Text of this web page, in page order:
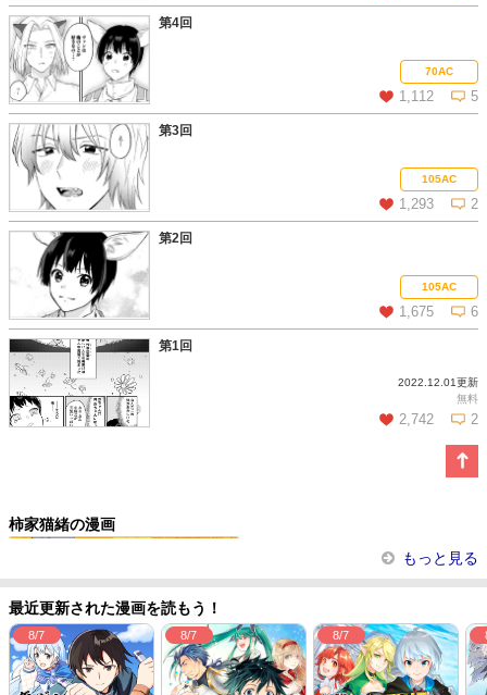
この話を読む コメントを見る
第4回
70AC
1,112 5
この話を読む コメントを見る
第3回
105AC
1,293 2
この話を読む コメントを見る
第2回
105AC
1,675 6
この話を読む コメントを見る
第1回
2022.12.01更新
無料
2,742 2
柿家猫緒の漫画
もっと見る
最近更新された漫画を読もう！
8/7 8/7 8/7